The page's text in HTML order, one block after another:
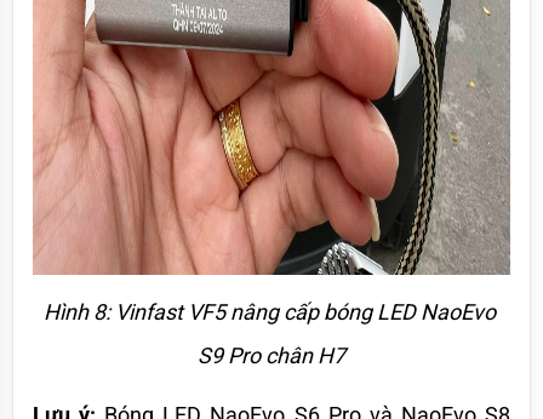
Hình 8: Vinfast VF5 nâng cấp bóng LED NaoEvo
S9 Pro chân H7